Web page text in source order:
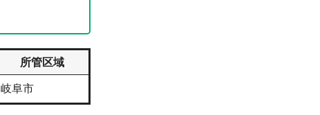
所管区域
岐阜市